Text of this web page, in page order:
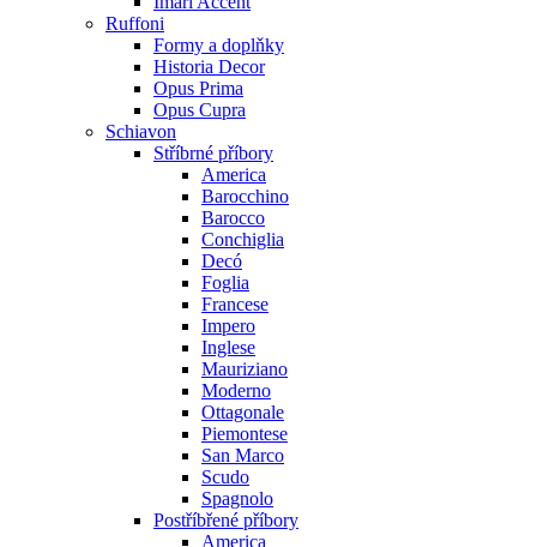
Ruffoni
Formy a doplňky
Historia Decor
Opus Prima
Opus Cupra
Schiavon
Stříbrné příbory
America
Barocchino
Barocco
Conchiglia
Decó
Foglia
Francese
Impero
Inglese
Mauriziano
Moderno
Ottagonale
Piemontese
San Marco
Scudo
Spagnolo
Postříbřené příbory
America